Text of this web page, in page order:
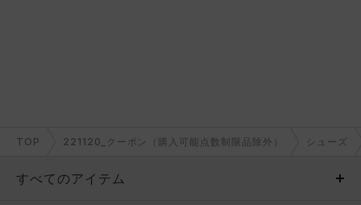
TOP 221120_クーポン（購入可能点数制限品除外） シューズ
すべてのアイテム